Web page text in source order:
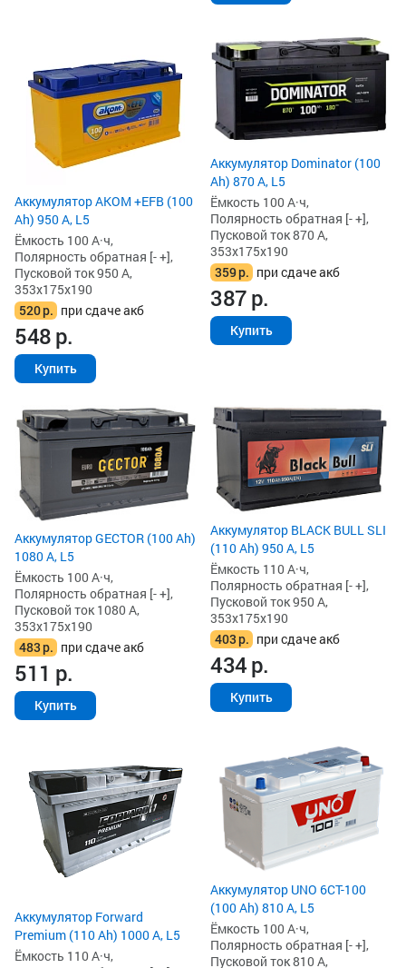
Аккумулятор AKOM +EFB (100
Ah) 950 А, L5
Ёмкость 100 А·ч,
Полярность обратная [- +],
Пусковой ток 950 А,
353x175x190
520р. при сдаче акб
548р.
Купить
Аккумулятор Dominator (100
Ah) 870 А, L5
Ёмкость 100 А·ч,
Полярность обратная [- +],
Пусковой ток 870 А,
353x175x190
359р. при сдаче акб
387р.
Купить
Аккумулятор GECTOR (100 Ah)
1080 А, L5
Ёмкость 100 А·ч,
Полярность обратная [- +],
Пусковой ток 1080 А,
353x175x190
483р. при сдаче акб
511 р.
Купить
Аккумулятор BLACK BULL SLI
(110 Ah) 950 А, L5
Ёмкость 110 А·ч,
Полярность обратная [- +],
Пусковой ток 950 А,
353x175x190
403р. при сдаче акб
434р.
Купить
Аккумулятор Forward
Premium (110 Ah) 1000 А, L5
Ёмкость 110 А·ч,
Аккумулятор UNO 6CT-100
(100 Ah) 810 А, L5
Ёмкость 100 А·ч,
Полярность обратная [- +],
Пусковой ток 810 А,